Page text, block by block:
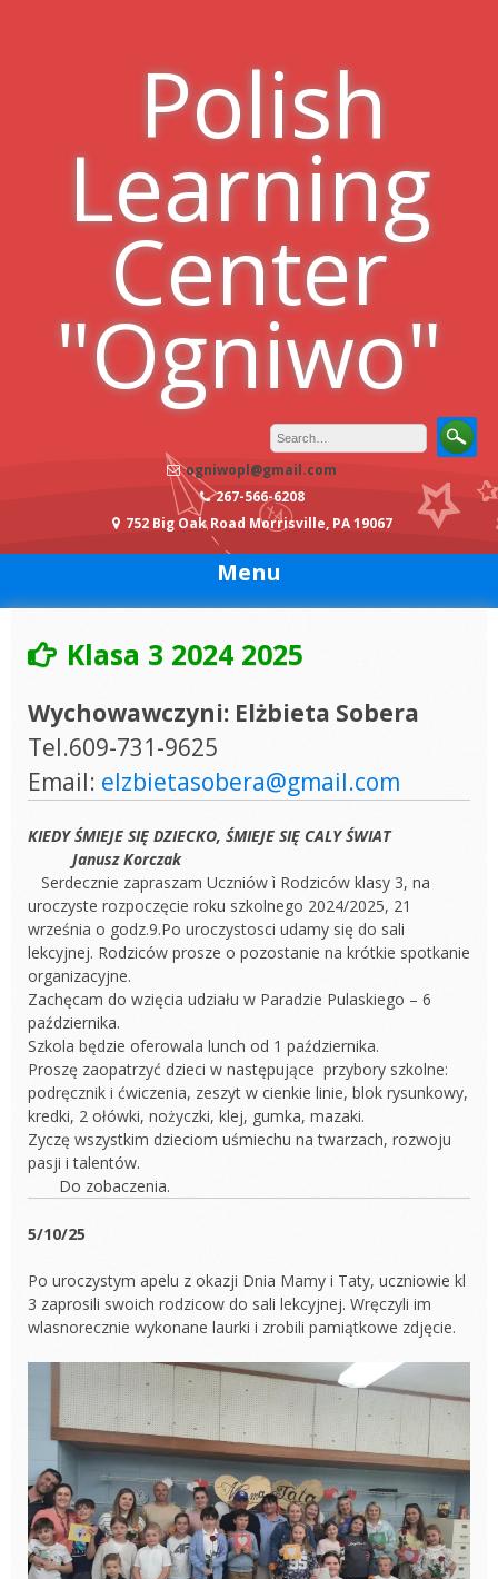
Polish
Learning
Center
"Ogniwo"
ogniwopl@gmail.com
267-566-6208
752 Big Oak Road Morrisville, PA 19067
Menu
Klasa 3 2024 2025
Wychowawczyni: Elżbieta Sobera
Tel.609-731-9625
Email: elzbietasobera@gmail.com
KIEDY ŚMIEJE SIĘ DZIECKO, ŚMIEJE SIĘ CALY ŚWIAT
Janusz Korczak
Serdecznie zapraszam Uczniów ì Rodziców klasy 3, na
uroczyste rozpoczęcie roku szkolnego 2024/2025, 21
września o godz.9.Po uroczystosci udamy się do sali
lekcyjnej. Rodziców prosze o pozostanie na krótkie spotkanie
organizacyjne.
Zachęcam do wzięcia udziału w Paradzie Pulaskiego – 6
października.
Szkola będzie oferowala lunch od 1 października.
Proszę zaopatrzyć dzieci w następujące przybory szkolne:
podręcznik i ćwiczenia, zeszyt w cienkie linie, blok rysunkowy,
kredki, 2 ołówki, nożyczki, klej, gumka, mazaki.
Zyczę wszystkim dzieciom uśmiechu na twarzach, rozwoju
pasji i talentów.
Do zobaczenia.
5/10/25
Po uroczystym apelu z okazji Dnia Mamy i Taty, uczniowie kl
3 zaprosili swoich rodzicow do sali lekcyjnej. Wręczyli im
wlasnorecznie wykonane laurki i zrobili pamiątkowe zdjęcie.